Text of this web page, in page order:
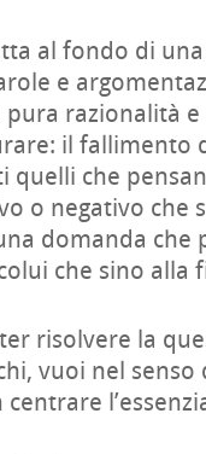
al fondo di
e
razionalità
il fallimento
quelli che
o negativo che
domanda che
che sino alla
risolvere la
vuoi nel senso